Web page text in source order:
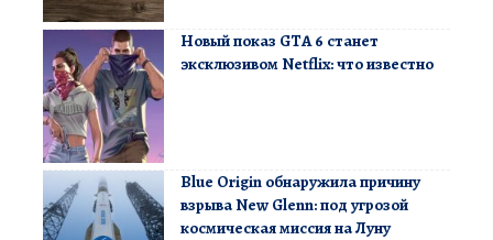
Новый показ GTA 6 станет
эксклюзивом Netflix: что известно
Blue Origin обнаружила причину
взрыва New Glenn: под угрозой
космическая миссия на Луну